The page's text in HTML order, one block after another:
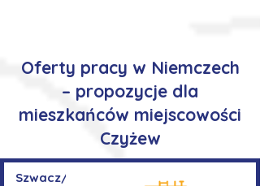
Oferty pracy w Niemczech
– propozycje dla
mieszkańców miejscowości
Czyżew
Szwacz/Szwaczka